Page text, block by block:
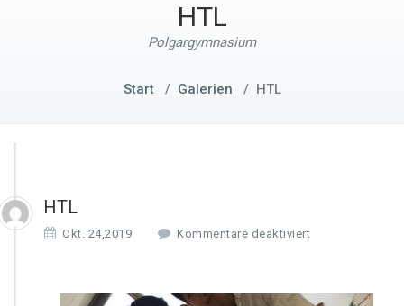
HTL
Polgargymnasium
Start/ Galerien / HTL
HTL
Okt. 24,2019 Kommentare deaktiviert